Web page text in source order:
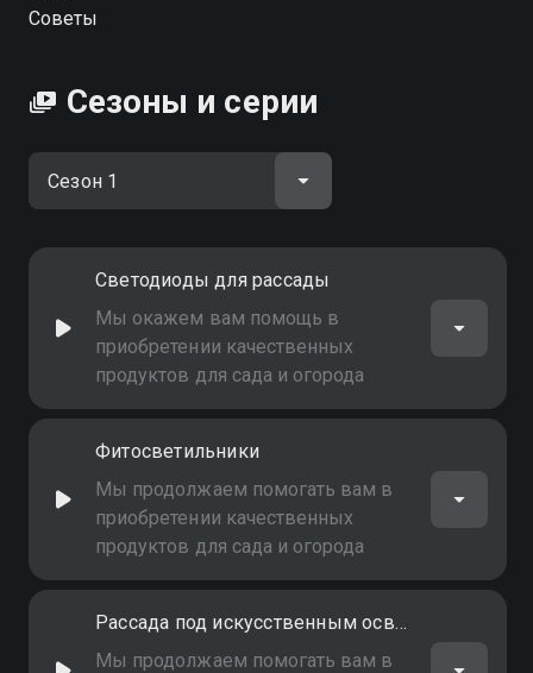
Советы
Сезоны и серии
Светодиоды для рассады
Мы окажем вам помощь в
приобретении качественных
продуктов для сада и огорода
Фитосветильники
Мы продолжаем помогать вам в
приобретении качественных
продуктов для сада и огорода
Рассада под искусственным освещением
Мы продолжаем помогать вам в